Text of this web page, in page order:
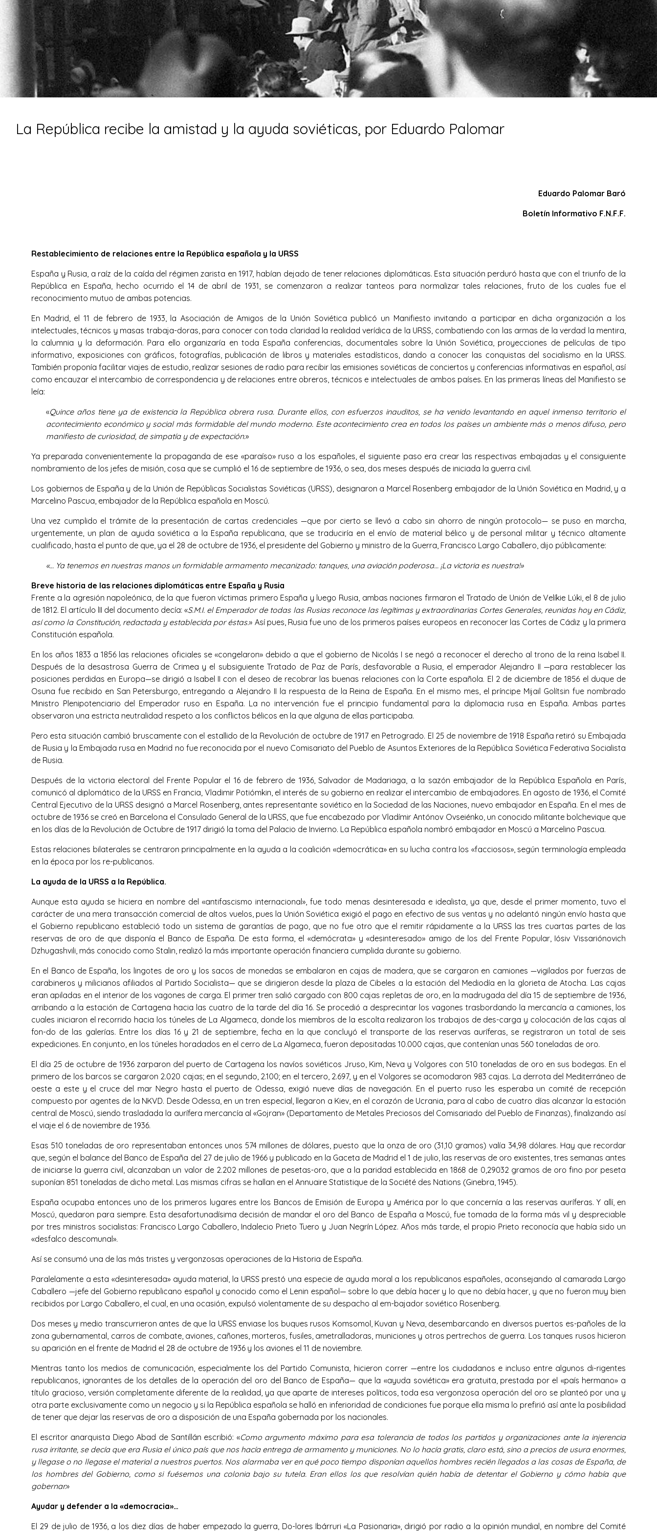
La República recibe la amistad y la ayuda soviéticas, por Eduardo Palomar
Eduardo Palomar Baró
Boletín Informativo F.N.F.F.
Restablecimiento de relaciones entre la República española y la URSS
España y Rusia, a raíz de la caída del régimen zarista en 1917, habían dejado de tener relaciones diplomáticas. Esta situación perduró hasta que con el triunfo de la
República en España, hecho ocurrido el 14 de abril de 1931, se comenzaron a realizar tanteos para normalizar tales relaciones, fruto de los cuales fue el
reconocimiento mutuo de ambas potencias.
En Madrid, el 11 de febrero de 1933, la Asociación de Amigos de la Unión Soviética publicó un Manifiesto invitando a participar en dicha organización a los
intelectuales, técnicos y masas trabaja-doras, para conocer con toda claridad la realidad verídica de la URSS, combatiendo con las armas de la verdad la mentira,
la calumnia y la deformación. Para ello organizaría en toda España conferencias, documentales sobre la Unión Soviética, proyecciones de películas de tipo
informativo, exposiciones con gráficos, fotografías, publicación de libros y materiales estadísticos, dando a conocer las conquistas del socialismo en la URSS.
También proponía facilitar viajes de estudio, realizar sesiones de radio para recibir las emisiones soviéticas de conciertos y conferencias informativas en español, así
como encauzar el intercambio de correspondencia y de relaciones entre obreros, técnicos e intelectuales de ambos países. En las primeras líneas del Manifiesto se
leía:
«Quince años tiene ya de existencia la República obrera rusa. Durante ellos, con esfuerzos inauditos, se ha venido levantando en aquel inmenso territorio el
acontecimiento económico y social más formidable del mundo moderno. Este acontecimiento crea en todos los países un ambiente más o menos difuso, pero
manifiesto de curiosidad, de simpatía y de expectación.»
Ya preparada convenientemente la propaganda de ese «paraíso» ruso a los españoles, el siguiente paso era crear las respectivas embajadas y el consiguiente
nombramiento de los jefes de misión, cosa que se cumplió el 16 de septiembre de 1936, o sea, dos meses después de iniciada la guerra civil.
Los gobiernos de España y de la Unión de Repúblicas Socialistas Soviéticas (URSS), designaron a Marcel Rosenberg embajador de la Unión Soviética en Madrid, y a
Marcelino Pascua, embajador de la República española en Moscú.
Una vez cumplido el trámite de la presentación de cartas credenciales —que por cierto se llevó a cabo sin ahorro de ningún protocolo— se puso en marcha,
urgentemente, un plan de ayuda soviética a la España republicana, que se traduciría en el envío de material bélico y de personal militar y técnico altamente
cualificado, hasta el punto de que, ya el 28 de octubre de 1936, el presidente del Gobierno y ministro de la Guerra, Francisco Largo Caballero, dijo públicamente:
«… Ya tenemos en nuestras manos un formidable armamento mecanizado: tanques, una aviación poderosa… ¡La victoria es nuestra!»
Breve historia de las relaciones diplomáticas entre España y Rusia
Frente a la agresión napoleónica, de la que fueron víctimas primero España y luego Rusia, ambas naciones firmaron el Tratado de Unión de Velíkie Lúki, el 8 de julio
de 1812. El artículo lII del documento decía: «S.M.I. el Emperador de todas las Rusias reconoce las legítimas y extraordinarias Cortes Generales, reunidas hoy en Cádiz,
así como la Constitución, redactada y establecida por éstas.» Así pues, Rusia fue uno de los primeros países europeos en reconocer las Cortes de Cádiz y la primera
Constitución española.
En los años 1833 a 1856 las relaciones oficiales se «congelaron» debido a que el gobierno de Nicolás I se negó a reconocer el derecho al trono de la reina Isabel II.
Después de la desastrosa Guerra de Crimea y el subsiguiente Tratado de Paz de París, desfavorable a Rusia, el emperador Alejandro II —para restablecer las
posiciones perdidas en Europa—se dirigió a Isabel II con el deseo de recobrar las buenas relaciones con la Corte española. El 2 de diciembre de 1856 el duque de
Osuna fue recibido en San Petersburgo, entregando a Alejandro II la respuesta de la Reina de España. En el mismo mes, el príncipe Mijail Golítsin fue nombrado
Ministro Plenipotenciario del Emperador ruso en España. La no intervención fue el principio fundamental para la diplomacia rusa en España. Ambas partes
observaron una estricta neutralidad respeto a los conflictos bélicos en la que alguna de ellas participaba.
Pero esta situación cambió bruscamente con el estallido de la Revolución de octubre de 1917 en Petrogrado. El 25 de noviembre de 1918 España retiró su Embajada
de Rusia y la Embajada rusa en Madrid no fue reconocida por el nuevo Comisariato del Pueblo de Asuntos Exteriores de la República Soviética Federativa Socialista
de Rusia.
Después de la victoria electoral del Frente Popular el 16 de febrero de 1936, Salvador de Madariaga, a la sazón embajador de la República Española en París,
comunicó al diplomático de la URSS en Francia, Vladimir Potiómkin, el interés de su gobierno en realizar el intercambio de embajadores. En agosto de 1936, el Comité
Central Ejecutivo de la URSS designó a Marcel Rosenberg, antes representante soviético en la Sociedad de las Naciones, nuevo embajador en España. En el mes de
octubre de 1936 se creó en Barcelona el Consulado General de la URSS, que fue encabezado por Vladímir Antónov Ovseiénko, un conocido militante bolchevique que
en los días de la Revolución de Octubre de 1917 dirigió la toma del Palacio de Invierno. La República española nombró embajador en Moscú a Marcelino Pascua.
Estas relaciones bilaterales se centraron principalmente en la ayuda a la coalición «democrática» en su lucha contra los «facciosos», según terminología empleada
en la época por los re-publicanos.
La ayuda de la URSS a la República.
Aunque esta ayuda se hiciera en nombre del «antifascismo internacional», fue todo menas desinteresada e idealista, ya que, desde el primer momento, tuvo el
carácter de una mera transacción comercial de altos vuelos, pues la Unión Soviética exigió el pago en efectivo de sus ventas y no adelantó ningún envío hasta que
el Gobierno republicano estableció todo un sistema de garantías de pago, que no fue otro que el remitir rápidamente a la URSS las tres cuartas partes de las
reservas de oro de que disponía el Banco de España. De esta forma, el «demócrata» y «desinteresado» amigo de los del Frente Popular, Iósiv Vissariónovich
Dzhugashvili, más conocido como Stalin, realizó la más importante operación financiera cumplida durante su gobierno.
En el Banco de España, los lingotes de oro y los sacos de monedas se embalaron en cajas de madera, que se cargaron en camiones —vigilados por fuerzas de
carabineros y milicianos afiliados al Partido Socialista— que se dirigieron desde la plaza de Cibeles a la estación del Mediodía en la glorieta de Atocha. Las cajas
eran apiladas en el interior de los vagones de carga. El primer tren salió cargado con 800 cajas repletas de oro, en la madrugada del día 15 de septiembre de 1936,
arribando a la estación de Cartagena hacia las cuatro de la tarde del día 16. Se procedió a desprecintar los vagones trasbordando la mercancía a camiones, los
cuales iniciaron el recorrido hacia los túneles de La Algameca, donde los miembros de la escolta realizaron los trabajos de des-carga y colocación de las cajas al
fon-do de las galerías. Entre los días 16 y 21 de septiembre, fecha en la que concluyó el transporte de las reservas auríferas, se registraron un total de seis
expediciones. En conjunto, en los túneles horadados en el cerro de La Algameca, fueron depositadas 10.000 cajas, que contenían unas 560 toneladas de oro.
El día 25 de octubre de 1936 zarparon del puerto de Cartagena los navíos soviéticos Jruso, Kim, Neva y Volgores con 510 toneladas de oro en sus bodegas. En el
primero de los barcos se cargaron 2.020 cajas; en el segundo, 2.100; en el tercero, 2.697, y en el Volgores se acomodaron 983 cajas. La derrota del Mediterráneo de
oeste a este y el cruce del mar Negro hasta el puerto de Odessa, exigió nueve días de navegación. En el puerto ruso les esperaba un comité de recepción
compuesto por agentes de la NKVD. Desde Odessa, en un tren especial, llegaron a Kiev, en el corazón de Ucrania, para al cabo de cuatro días alcanzar la estación
central de Moscú, siendo trasladada la aurífera mercancía al «Gojran» (Departamento de Metales Preciosos del Comisariado del Pueblo de Finanzas), finalizando así
el viaje el 6 de noviembre de 1936.
Esas 510 toneladas de oro representaban entonces unos 574 millones de dólares, puesto que la onza de oro (31,10 gramos) valía 34,98 dólares. Hay que recordar
que, según el balance del Banco de España del 27 de julio de 1966 y publicado en la Gaceta de Madrid el 1 de julio, las reservas de oro existentes, tres semanas antes
de iniciarse la guerra civil, alcanzaban un valor de 2.202 millones de pesetas-oro, que a la paridad establecida en 1868 de 0,29032 gramos de oro fino por peseta
suponían 851 toneladas de dicho metal. Las mismas cifras se hallan en el Annuaire Statistique de la Société des Nations (Ginebra, 1945).
España ocupaba entonces uno de los primeros lugares entre los Bancos de Emisión de Europa y América por lo que concernía a las reservas auríferas. Y allí, en
Moscú, quedaron para siempre. Esta desafortunadísima decisión de mandar el oro del Banco de España a Moscú, fue tomada de la forma más vil y despreciable
por tres ministros socialistas: Francisco Largo Caballero, Indalecio Prieto Tuero y Juan Negrín López. Años más tarde, el propio Prieto reconocía que había sido un
«desfalco descomunal».
Así se consumó una de las más tristes y vergonzosas operaciones de la Historia de España.
Paralelamente a esta «desinteresada» ayuda material, la URSS prestó una especie de ayuda moral a los republicanos españoles, aconsejando al camarada Largo
Caballero —jefe del Gobierno republicano español y conocido como el Lenin español— sobre lo que debía hacer y lo que no debía hacer, y que no fueron muy bien
recibidos por Largo Caballero, el cual, en una ocasión, expulsó violentamente de su despacho al em-bajador soviético Rosenberg.
Dos meses y medio transcurrieron antes de que la URSS enviase los buques rusos Komsomol, Kuvan y Neva, desembarcando en diversos puertos es-pañoles de la
zona gubernamental, carros de combate, aviones, cañones, morteros, fusiles, ametralladoras, municiones y otros pertrechos de guerra. Los tanques rusos hicieron
su aparición en el frente de Madrid el 28 de octubre de 1936 y los aviones el 11 de noviembre.
Mientras tanto los medios de comunicación, especialmente los del Partido Comunista, hicieron correr —entre los ciudadanos e incluso entre algunos di-rigentes
republicanos, ignorantes de los detalles de la operación del oro del Banco de España— que la «ayuda soviética» era gratuita, prestada por el «país hermano» a
título gracioso, versión completamente diferente de la realidad, ya que aparte de intereses políticos, toda esa vergonzosa operación del oro se planteó por una y
otra parte exclusivamente como un negocio y si la República española se halló en inferioridad de condiciones fue porque ella misma lo prefirió así ante la posibilidad
de tener que dejar las reservas de oro a disposición de una España gobernada por los nacionales.
El escritor anarquista Diego Abad de Santillán escribió: «Como argumento máximo para esa tolerancia de todos los partidos y organizaciones ante la injerencia
rusa irritante, se decía que era Rusia el único país que nos hacía entrega de armamento y municiones. No lo hacía gratis, claro está, sino a precios de usura enormes,
y llegase o no llegase el material a nuestros puertos. Nos alarmaba ver en qué poco tiempo disponían aquellos hombres recién llegados a las cosas de España, de
los hombres del Gobierno, como si fuésemos una colonia bajo su tutela. Eran ellos los que resolvían quién había de detentar el Gobierno y cómo había que
gobernar.»
Ayudar y defender a la «democracia»…
El 29 de julio de 1936, a los diez días de haber empezado la guerra, Do-lores Ibárruri «La Pasionaria», dirigió por radio a la opinión mundial, en nombre del Comité